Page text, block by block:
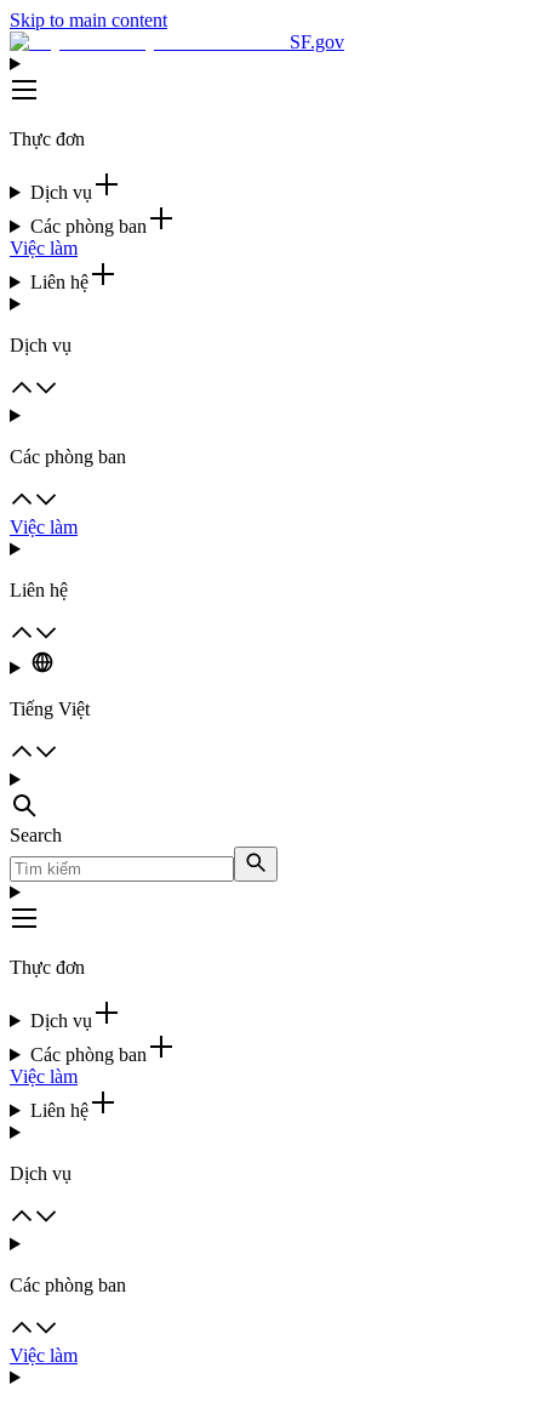
Skip to main content
SF.gov
Thực đơn
Dịch vụ
Các phòng ban
Việc làm
Liên hệ
Dịch vụ
Các phòng ban
Việc làm
Liên hệ
Tiếng Việt
Search
Thực đơn
Dịch vụ
Các phòng ban
Việc làm
Liên hệ
Dịch vụ
Các phòng ban
Việc làm